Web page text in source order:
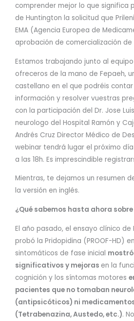
comprender mejor lo que significa
de Huntington la solicitud que
EMA (Agencia Europea de
aprobación de comercialización de
Estamos trabajando junto al
ofreceros de la mano de Fepaeh,
castellano en el que podréis
información y resolver vuestras
con la participación del Dr. Jose
neurologo del Hospital Ramón y
Andrés Cruz Director Médico de
webinar tendrá lugar el próximo
a las 18h. Es imprescindible
Mientras, te dejamos un resumen
la versión en inglés.
¿Qué sabemos hasta ahora
El año pasado, el ensayo clínico de
probó la Pridopidina (PROOF-HD)
sintomáticos de fase inicial
significativos y mejoras en la
cognición y los síntomas motores
pacientes que no tomaban
(antipsicóticos) ni
(Tetrabenazina, Austedo, etc.).